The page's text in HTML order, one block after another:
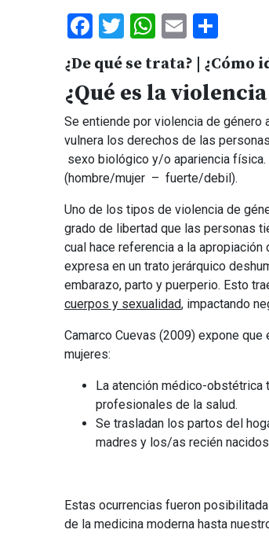
Facebook
Twitter
WhatsApp
Email
¿De qué se trata? |
¿Qué es la
Se entiende por violencia de género
vulnera los derechos de las
sexo biológico y/o apariencia
(hombre/mujer – fuerte/debil).
Uno de los tipos de violencia de
grado de libertad que las personas
cual hace referencia a la
expresa en un trato jerárquico
embarazo, parto y puerperio. Esto
cuerpos y sexualidad, impactando
Camarco Cuevas (2009) expone
mujeres:
La atención médico-obstétrica
profesionales de la salud.
Se trasladan los partos del
madres y los/as recién
Estas ocurrencias fueron
de la medicina moderna hasta